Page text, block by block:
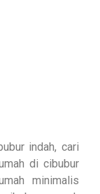
indah, cari
di cibubur
minimalis